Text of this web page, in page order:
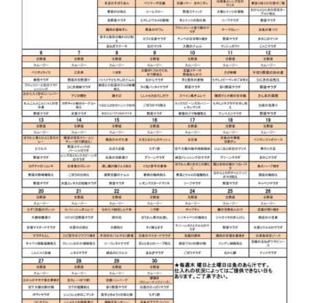
医師プロフィール
English Page